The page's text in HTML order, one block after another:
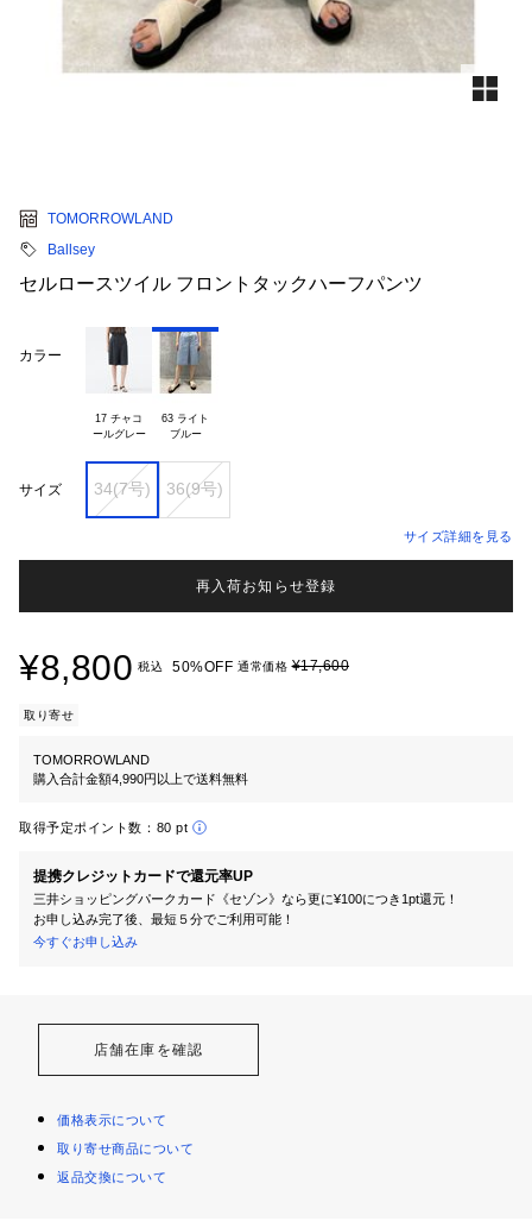
TOMORROWLAND
Ballsey
セルロースツイル フロントタックハーフパンツ
カラー
17 チャコ
ールグレー
63 ライト
ブルー
サイズ 34(7号) 36(9号)
サイズ詳細を見る
再入荷お知らせ登録
¥8,800 税込 50%OFF 通常価格¥17,600
取り寄せ
TOMORROWLAND
購入合計金額4,990円以上で送料無料
取得予定ポイント数： 80 pt
提携クレジットカードで還元率UP
三井ショッピングパークカード《セゾン》なら更に¥100につき1pt還元！
お申し込み完了後、最短５分でご利用可能！
今すぐお申し込み
店舗在庫を確認
価格表示について
取り寄せ商品について
返品交換について